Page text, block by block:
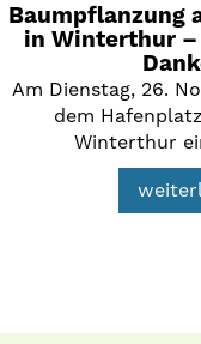
Baumpflanzung
in Winterthur –
Am Dienstag, 26.
dem
Winterthur